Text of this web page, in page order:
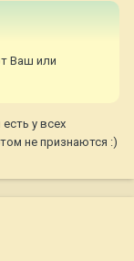
Ваш или
у всех
не признаются :)